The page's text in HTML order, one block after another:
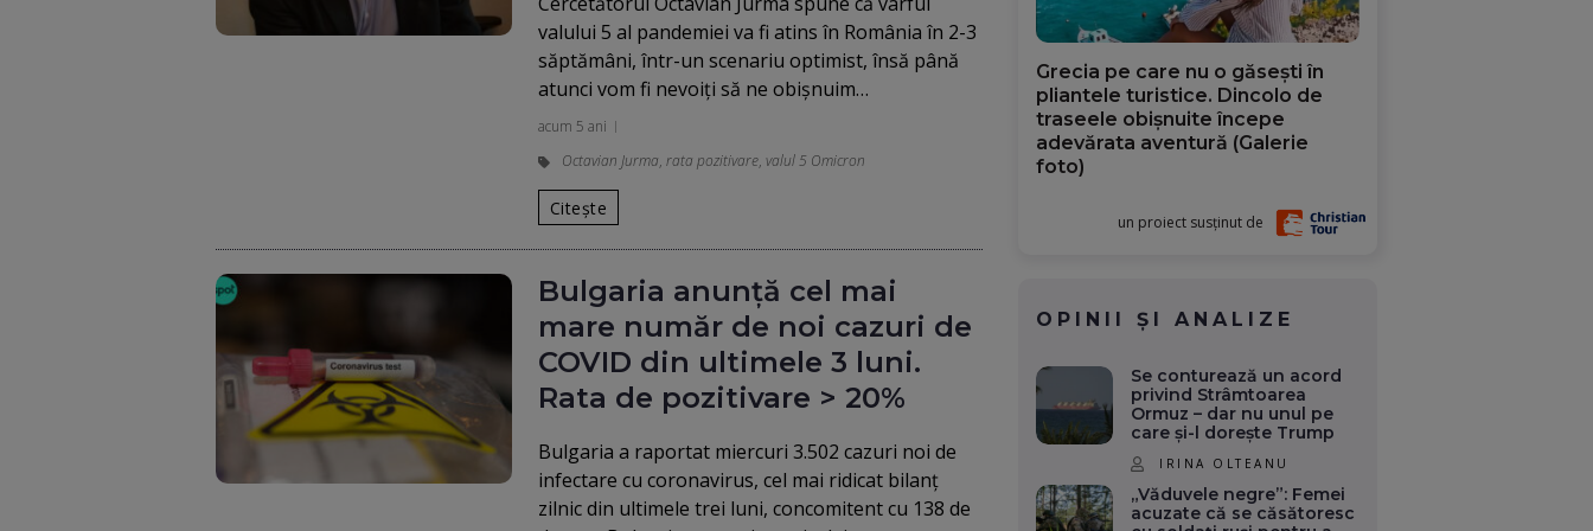
valului 5 al pandemiei va fi atins în România în 2-3
săptămâni, într-un scenariu optimist, însă până
atunci vom fi nevoiți să ne obișnuim…
acum 5 ani
Octavian Jurma, rata pozitivare, valul 5 Omicron
Citește
Bulgaria anunță cel mai
mare număr de noi cazuri de
COVID din ultimele 3 luni.
Rata de pozitivare > 20%
Bulgaria a raportat miercuri 3.502 cazuri noi de
infectare cu coronavirus, cel mai ridicat bilanţ
zilnic din ultimele trei luni, concomitent cu 138 de
Grecia pe care nu o găsești în
pliantele turistice. Dincolo de
traseele obișnuite începe
adevărata aventură (Galerie
foto)
un proiect susținut de
OPINII ȘI ANALIZE
Se conturează un acord
privind Strâmtoarea
Ormuz – dar nu unul pe
care și-l dorește Trump
IRINA OLTEANU
„Văduvele negre”: Femei
acuzate că se căsătoresc